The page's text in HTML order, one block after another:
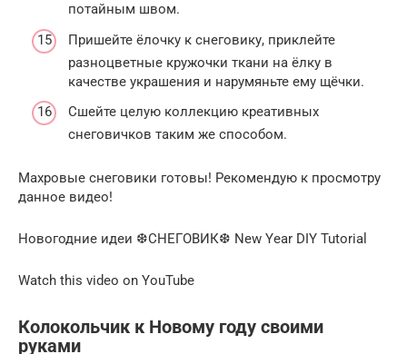
потайным швом.
Пришейте ёлочку к снеговику, приклейте
разноцветные кружочки ткани на ёлку в
качестве украшения и нарумяньте ему щёчки.
Сшейте целую коллекцию креативных
снеговичков таким же способом.
Махровые снеговики готовы! Рекомендую к просмотру
данное видео!
Новогодние идеи ❆СНЕГОВИК❆ New Year DIY Tutorial
Watch this video on YouTube
Колокольчик к Новому году своими
руками